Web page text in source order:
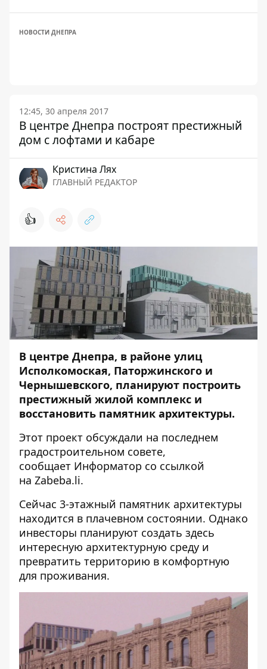
НОВОСТИ ДНЕПРА
12:45, 30 апреля 2017
В центре Днепра построят престижный
дом с лофтами и кабаре
Кристина Лях
ГЛАВНЫЙ РЕДАКТОР
👍
В центре Днепра, в районе улиц
Исполкомоская, Паторжинского и
Чернышевского, планируют построить
престижный жилой комплекс и
восстановить памятник архитектуры.
Этот проект обсуждали на последнем
градостроительном совете,
сообщает Информатор со ссылкой
на Zabeba.li.
Сейчас 3-этажный памятник архитектуры
находится в плачевном состоянии. Однако
инвесторы планируют создать здесь
интересную архитектурную среду и
превратить территорию в комфортную
для проживания.